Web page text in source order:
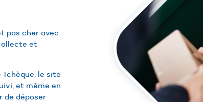
pas cher avec
et
le site
et même en
de déposer